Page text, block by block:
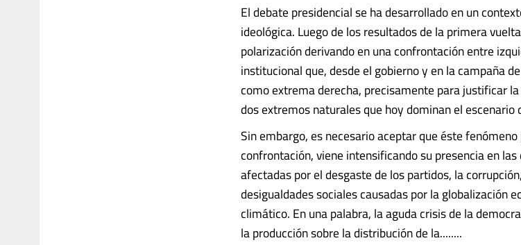
El debate presidencial se ha desarrollado en un
ideológica. Luego de los resultados de la primera
polarización derivando en una confrontación entre
institucional que, desde el gobierno y en la campaña
como extrema derecha, precisamente para justificar
dos extremos naturales que hoy dominan el escenario
Sin embargo, es necesario aceptar que éste
confrontación, viene intensificando su presencia en
afectadas por el desgaste de los partidos, la
desigualdades sociales causadas por la globalización
climático. En una palabra, la aguda crisis de la
la producción sobre la distribución de la........